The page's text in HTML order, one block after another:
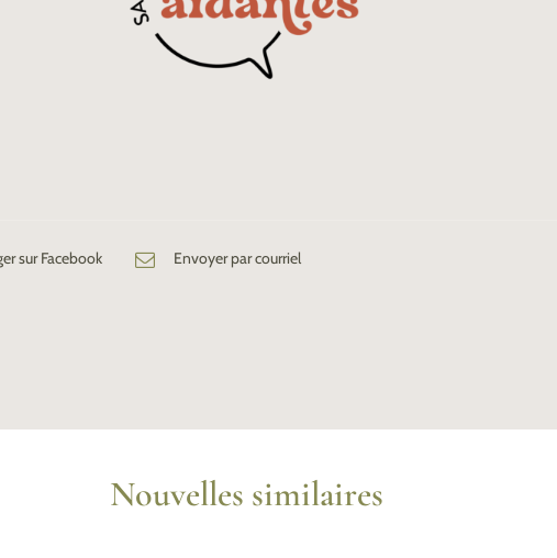
sur Facebook Envoyer par courriel
Nouvelles similaires